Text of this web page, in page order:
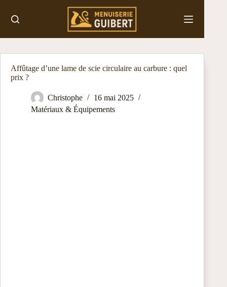
contenu
Affûtage d’une lame de scie circulaire au carbure : quel
prix ?
Christophe
16 mai 2025
Matériaux & Équipements